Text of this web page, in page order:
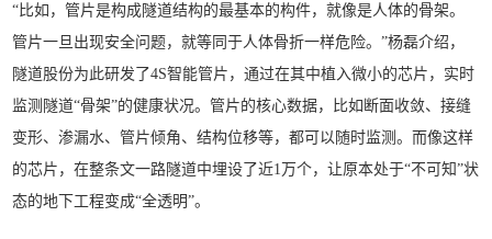
“比如，管片是构成隧道结构的最基本的构件，就像是人体的骨架。
管片一旦出现安全问题，就等同于人体骨折一样危险。”杨磊介绍，
隧道股份为此研发了4S智能管片，通过在其中植入微小的芯片，实时
监测隧道“骨架”的健康状况。管片的核心数据，比如断面收敛、接缝
变形、渗漏水、管片倾角、结构位移等，都可以随时监测。而像这样
的芯片，在整条文一路隧道中埋设了近1万个，让原本处于“不可知”状
态的地下工程变成“全透明”。